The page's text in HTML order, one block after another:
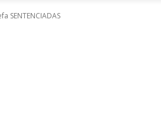
SENTENCIADAS